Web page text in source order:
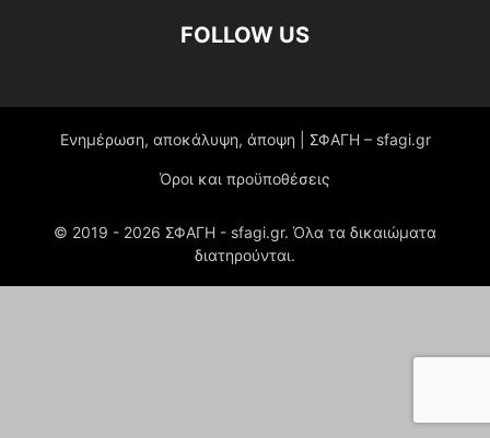
FOLLOW US
Ενημέρωση, αποκάλυψη, άποψη | ΣΦΑΓΗ – sfagi.gr
Όροι και προϋποθέσεις
© 2019 - 2026 ΣΦΑΓΗ - sfagi.gr. Όλα τα δικαιώματα
διατηρούνται.